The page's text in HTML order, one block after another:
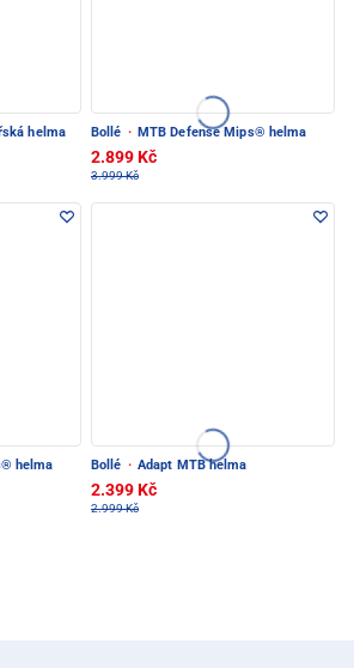
helma Bollé · MTB Defense Mips® helma
2.899 Kč
3.999 Kč
helma Bollé · Adapt MTB helma
2.399 Kč
2.999 Kč